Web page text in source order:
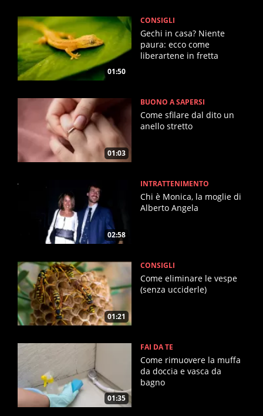
01:50
CONSIGLI
Gechi in casa? Niente
paura: ecco come
liberartene in fretta
01:03
BUONO A SAPERSI
Come sfilare dal dito un
anello stretto
02:58
INTRATTENIMENTO
Chi è Monica, la moglie di
Alberto Angela
01:21
CONSIGLI
Come eliminare le vespe
(senza ucciderle)
01:35
FAI DA TE
Come rimuovere la muffa
da doccia e vasca da
bagno